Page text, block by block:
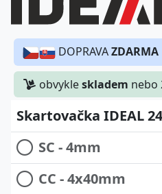
DOPRAVAZDARMA
obvykleskladem nebo
Skartovačka IDEAL
SC - 4mm
CC - 4x40mm